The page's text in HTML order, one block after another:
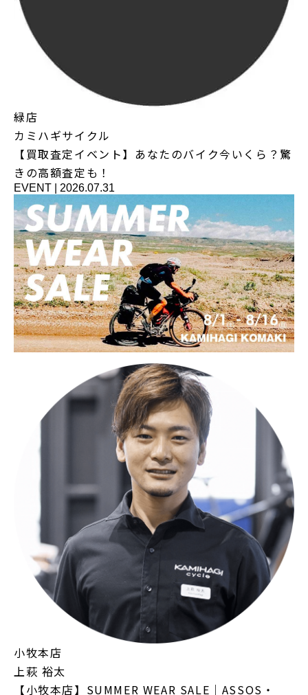
緑店
カミハギサイクル
【買取査定イベント】あなたのバイク今いくら？驚
きの高額査定も！
EVENT 2026.07.31
小牧本店
上萩 裕太
【小牧本店】SUMMER WEAR SALE｜ASSOS・